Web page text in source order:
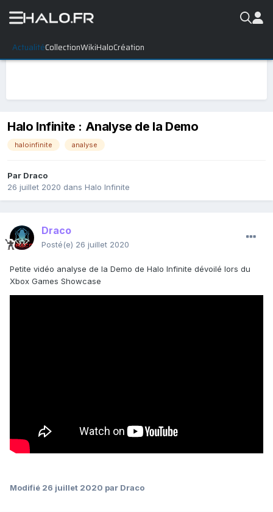
ActualitéCollectionWikiHaloCréation
Halo Infinite : Analyse de la Demo
haloinfinite analyse
Par Draco
26 juillet 2020 dans Halo Infinite
Draco
Posté(e) 26 juillet 2020
Petite vidéo analyse de la Demo de Halo Infinite dévoilé lors du
Xbox Games Showcase
Modifié 26 juillet 2020 par Draco